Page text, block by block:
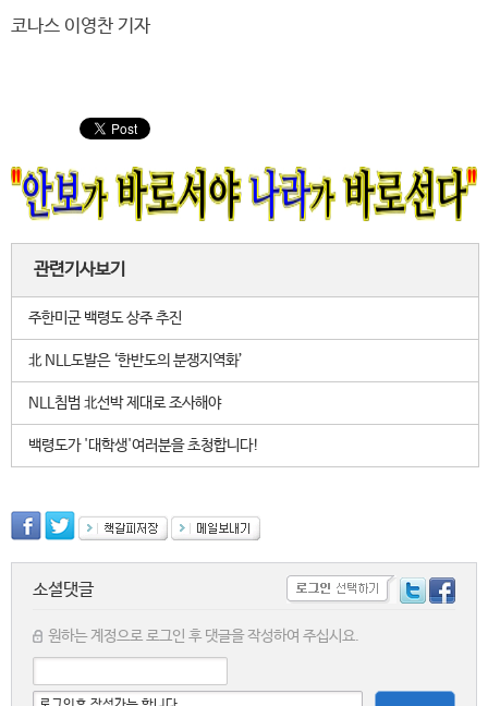
코나스 이영찬 기자
관련기사보기
주한미군 백령도 상주 추진
北 NLL도발은 ‘한반도의 분쟁지역화’
NLL침범 北선박 제대로 조사해야
백령도가 '대학생'여러분을 초청합니다!
소셜댓글
원하는 계정으로 로그인 후 댓글을 작성하여 주십시요.